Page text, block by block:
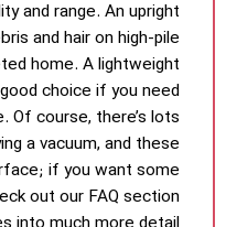
and range. An upright
and hair on high-pile
home. A lightweight
choice if you need
Of course, there’s lots
a vacuum, and these
if you want some
out our FAQ section